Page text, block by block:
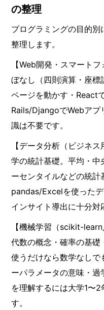
の整理
プログラミングの目的
整理します。
【Web開発・スマート
ぼなし（四則演算・座
ページを動かす・React
Rails/DjangoでWebアプ
識は不要です。
【データ分析（ビジネ
学の統計基礎。平均・
ーセンタイルなどの統計
pandas/Excelを使った
インサイト導出に十分対
【機械学習（scikit-
代数の概念・確率の基
使うだけなら数学なし
ーパラメータの意味・
を理解するには大学1〜
す。